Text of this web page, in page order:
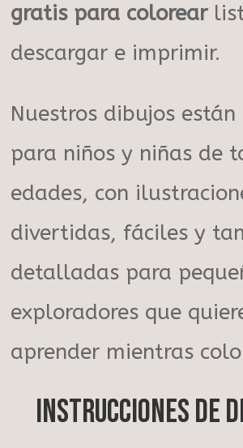
gratis para colorear
descargar e imprimir.
Nuestros dibujos están
para niños y niñas de
edades, con
divertidas, fáciles y
detalladas para
exploradores que
aprender mientras
Instrucciones de